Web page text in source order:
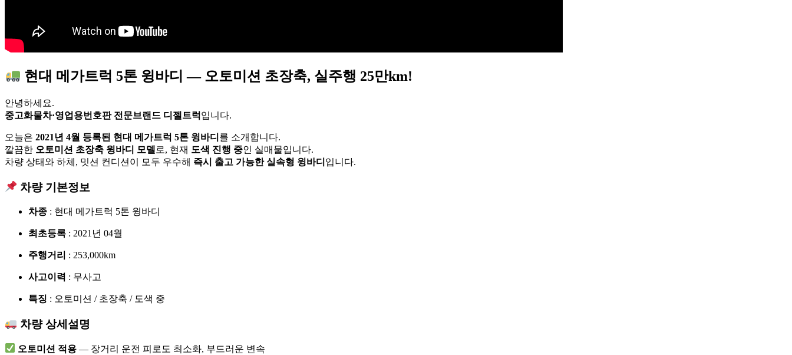
현대 메가트럭 5톤 윙바디 — 오토미션 초장축, 실주행 25만km!
안녕하세요.
중고화물차·영업용번호판 전문브랜드 디젤트럭 입니다.
오늘은 2021년 4월 등록된 현대 메가트럭 5톤 윙바디 를 소개합니다.
깔끔한 오토미션 초장축 윙바디 모델 로, 현재 도색 진행 중인 실매물입니다.
차량 상태와 하체, 밋션 컨디션이 모두 우수해 즉시 출고 가능한 실속형 윙바디 입니다.
차량 기본정보
차종 : 현대 메가트럭 5톤 윙바디
최초등록 : 2021년 04월
주행거리 : 253,000km
사고이력 : 무사고
특징 : 오토미션 / 초장축 / 도색 중
차량 상세설명
오토미션 적용 — 장거리 운전 피로도 최소화, 부드러운 변속